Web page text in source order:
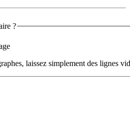
?
laissez simplement des lignes